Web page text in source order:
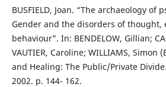
BUSFIELD, Joan. “The archaeology of
Gender and the disorders of thought,
behaviour”. In: BENDELOW, Gillian;
VAUTIER, Caroline; WILLIAMS, Simon
and Healing: The Public/Private
2002. p. 144- 162.